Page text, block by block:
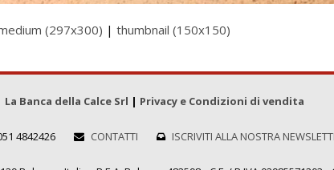
(297x300) | thumbnail (150x150)
La Banca della Calce Srl | Privacy e Condizioni di vendita
4842426 CONTATTI ISCRIVITI ALLA NOSTRA